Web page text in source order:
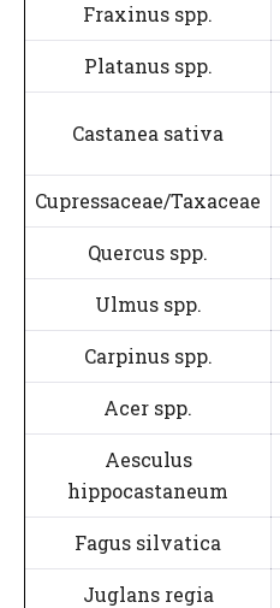
Fraxinus spp.
Platanus spp.
Castanea sativa
Cupressaceae/Taxaceae
Quercus spp.
Ulmus spp.
Carpinus spp.
Acer spp.
Aesculus
hippocastaneum
Fagus silvatica
Juglans regia